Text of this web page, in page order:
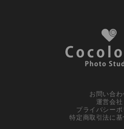
お問い合わ
運営会社
プライバシーポ
特定商取引法に基